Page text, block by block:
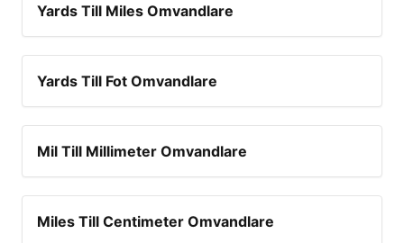
Yards Till Miles Omvandlare
Yards Till Fot Omvandlare
Mil Till Millimeter Omvandlare
Miles Till Centimeter Omvandlare